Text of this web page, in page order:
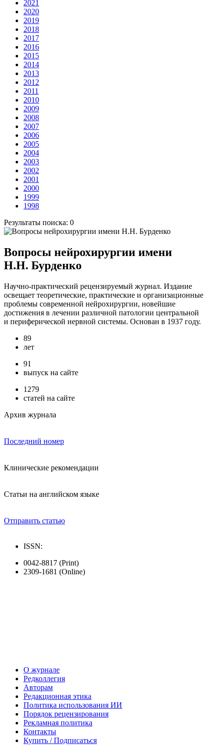
2021
2020
2019
2018
2017
2016
2015
2014
2013
2012
2011
2010
2009
2008
2007
2006
2005
2004
2003
2002
2001
2000
1999
1998
Результаты поиска: 0
Вопросы нейрохирургии имени
Н.Н. Бурденко
Научно-практический рецензируемый журнал. Издание
освещает теоретические, практические и организационные
проблемы современной нейрохирургии, новейшие
достижения в лечении различной патологии центральной
и периферической нервной системы. Основан в 1937 году.
89
лет
91
выпуск на сайте
1279
статей на сайте
Архив журнала
Последний номер
Клинические рекомендации
Статьи на английском языке
Отправить статью
ISSN:
0042-8817 (Print)
2309-1681 (Online)
О журнале
Редколлегия
Авторам
Редакционная этика
Политика использования ИИ
Порядок рецензирования
Рекламная политика
Контакты
Купить / Подписаться